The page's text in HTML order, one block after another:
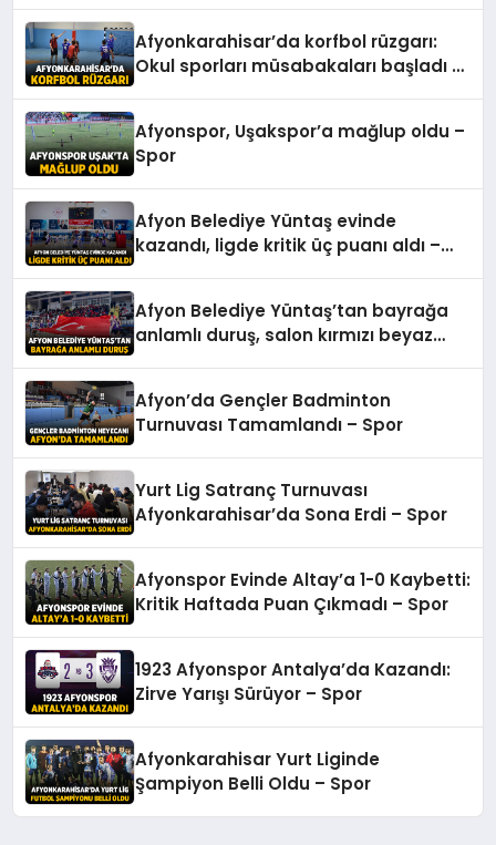
Afyonkarahisar’da korfbol rüzgarı:
Okul sporları müsabakaları başladı –
Afyonspor, Uşakspor’a mağlup oldu –
Spor
Afyon Belediye Yüntaş evinde
kazandı, ligde kritik üç puanı aldı –
Afyon Belediye Yüntaş’tan bayrağa
anlamlı duruş, salon kırmızı beyaz
Afyon’da Gençler Badminton
Turnuvası Tamamlandı – Spor
Yurt Lig Satranç Turnuvası
Afyonkarahisar’da Sona Erdi – Spor
Afyonspor Evinde Altay’a 1-0 Kaybetti:
Kritik Haftada Puan Çıkmadı – Spor
1923 Afyonspor Antalya’da Kazandı:
Zirve Yarışı Sürüyor – Spor
Afyonkarahisar Yurt Liginde
Şampiyon Belli Oldu – Spor